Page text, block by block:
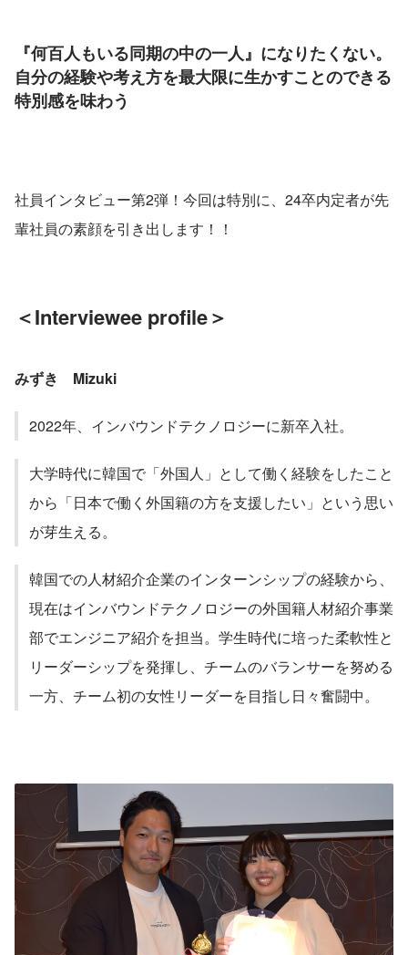
『何百人もいる同期の中の一人』になりたくない。
自分の経験や考え方を最大限に生かすことのできる
特別感を味わう
社員インタビュー第2弾！今回は特別に、24卒内定者が先
輩社員の素顔を引き出します！！
＜Interviewee profile＞
みずき　Mizuki
2022年、インバウンドテクノロジーに新卒入社。
大学時代に韓国で「外国人」として働く経験をしたこと
から「日本で働く外国籍の方を支援したい」という思い
が芽生える。
韓国での人材紹介企業のインターンシップの経験から、
現在はインバウンドテクノロジーの外国籍人材紹介事業
部でエンジニア紹介を担当。学生時代に培った柔軟性と
リーダーシップを発揮し、チームのバランサーを努める
一方、チーム初の女性リーダーを目指し日々奮闘中。